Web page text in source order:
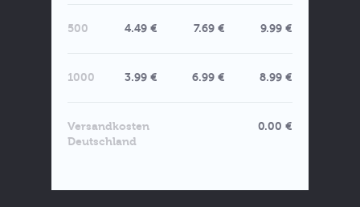
500 4.49 € 7.69 € 9.99 €
1000 3.99 € 6.99 € 8.99 €
Versandkosten
Deutschland
0.00 €